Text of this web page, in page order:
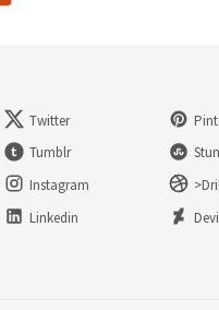
Twitter
Tumblr
Instagram
Linkedin